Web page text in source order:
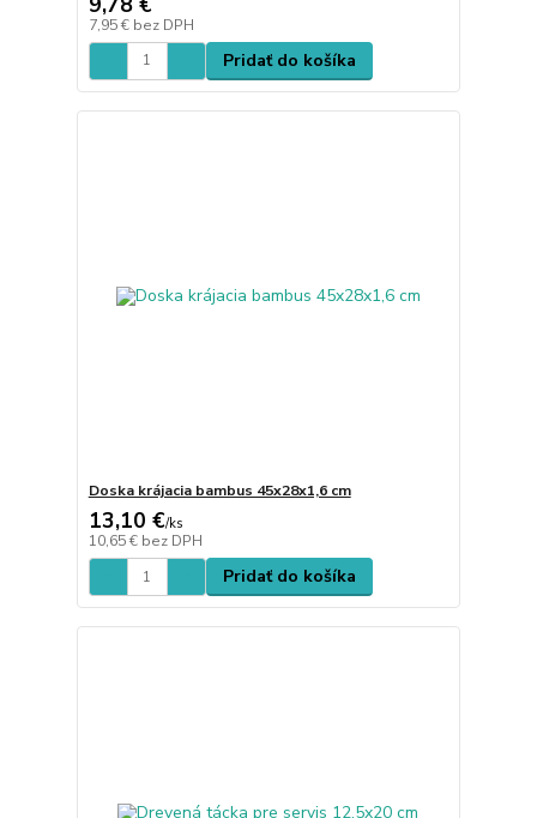
7,95 € bez DPH
Pridať do košíka
Doska krájacia bambus 45x28x1,6 cm
13,10 €/ks
10,65 € bez DPH
Pridať do košíka